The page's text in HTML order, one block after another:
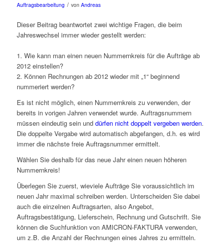
Auftragsbearbeitung / von Andreas
Dieser Beitrag beantwortet zwei wichtige Fragen, die beim
Jahreswechsel immer wieder gestellt werden:
1. Wie kann man einen neuen Nummernkreis für die Aufträge ab
2012 einstellen?
2. Können Rechnungen ab 2012 wieder mit „1“ beginnend
nummeriert werden?
Es ist nicht möglich, einen Nummernkreis zu verwenden, der
bereits in vorigen Jahren verwendet wurde. Auftragsnummern
müssen eindeutig sein und dürfen nicht doppelt vergeben werden.
Die doppelte Vergabe wird automatisch abgefangen, d.h. es wird
immer die nächste freie Auftragsnummer ermittelt.
Wählen Sie deshalb für das neue Jahr einen neuen höheren
Nummernkreis!
Überlegen Sie zuerst, wieviele Aufträge Sie voraussichtlich im
neuen Jahr maximal schreiben werden. Unterscheiden Sie dabei
auch die einzelnen Auftragsarten, also Angebot,
Auftragsbestätigung, Lieferschein, Rechnung und Gutschrift. Sie
können die Suchfunktion von AMICRON-FAKTURA verwenden,
um z.B. die Anzahl der Rechnungen eines Jahres zu ermitteln.